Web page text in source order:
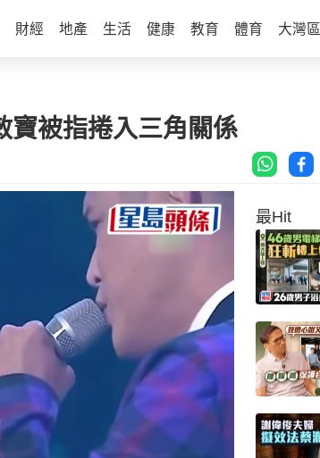
財經 地產 生活 健康 教育 體育 大灣區
寶被指捲入三角關係
最Hit